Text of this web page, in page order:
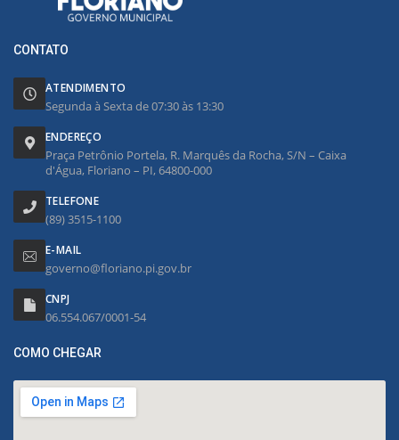
CONTATO
ATENDIMENTO
Segunda à Sexta de 07:30 às 13:30
ENDEREÇO
Praça Petrônio Portela, R. Marquês da Rocha, S/N – Caixa
d'Água, Floriano – PI, 64800-000
TELEFONE
(89) 3515-1100
E-MAIL
governo@floriano.pi.gov.br
CNPJ
06.554.067/0001-54
COMO CHEGAR